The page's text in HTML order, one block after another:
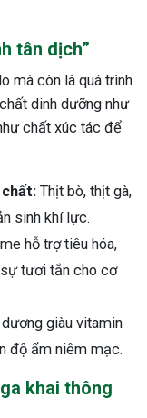
tân dịch”
mà còn là quá trình
dinh dưỡng như
chất xúc tác để
Thịt bò, thịt gà,
sinh khí lực.
hỗ trợ tiêu hóa,
tươi tắn cho cơ
giàu vitamin
độ ẩm niêm mạc.
khai thông